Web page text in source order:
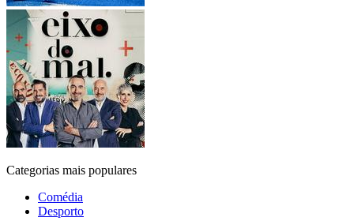
Categorias mais populares
Comédia
Desporto